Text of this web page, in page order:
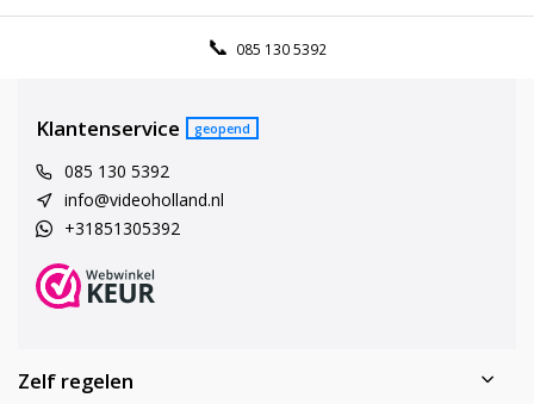
085 130 5392
Klantenservice geopend
085 130 5392
info@videoholland.nl
+31851305392
Zelf regelen